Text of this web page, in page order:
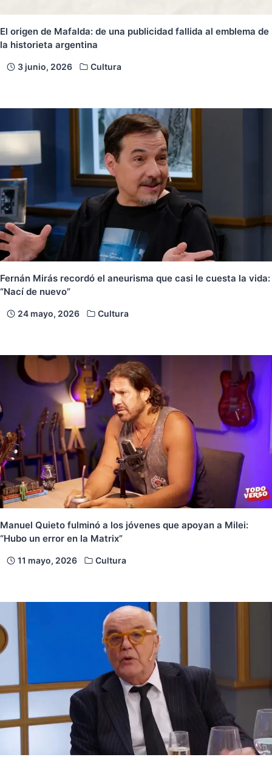
El origen de Mafalda: de una publicidad fallida al emblema de
la historieta argentina
3 junio, 2026 Cultura
Fernán Mirás recordó el aneurisma que casi le cuesta la vida:
“Nací de nuevo”
24 mayo, 2026 Cultura
Manuel Quieto fulminó a los jóvenes que apoyan a Milei:
“Hubo un error en la Matrix”
11 mayo, 2026 Cultura